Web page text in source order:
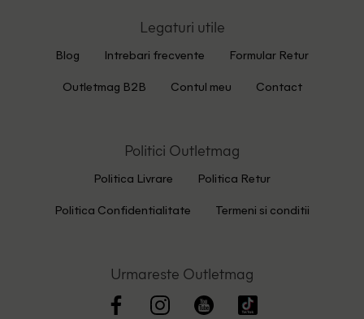
Legaturi utile
Blog Intrebari frecvente Formular Retur
Outletmag B2B Contul meu Contact
Politici Outletmag
Politica Livrare Politica Retur
Politica Confidentialitate Termeni si conditii
Urmareste Outletmag